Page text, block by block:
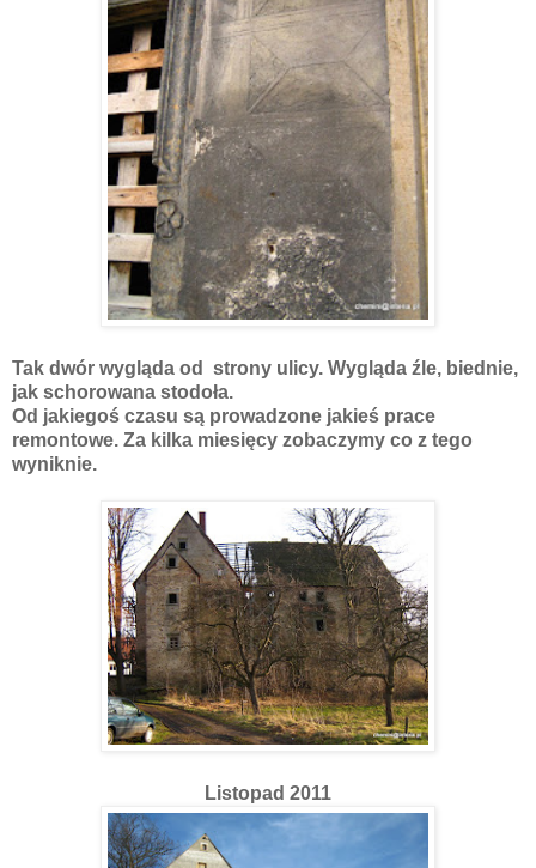
Tak dwór wygląda od strony ulicy. Wygląda źle, biednie,
jak schorowana stodoła.
Od jakiegoś czasu są prowadzone jakieś prace
remontowe. Za kilka miesięcy zobaczymy co z tego
wyniknie.
Listopad 2011